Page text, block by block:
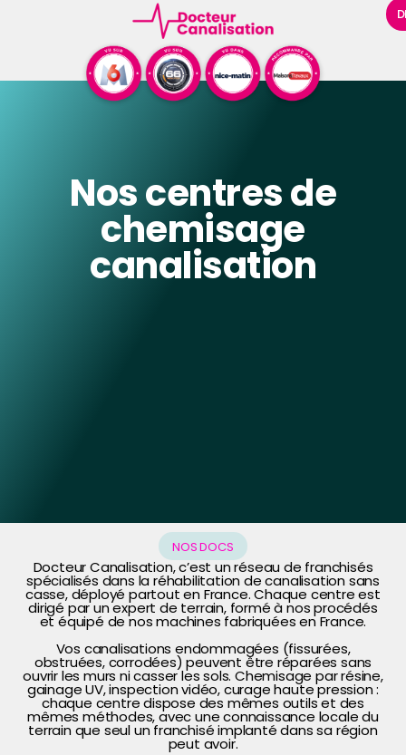
Nos centres de
chemisage
canalisation
NOS DOCS
Docteur Canalisation, c’est un réseau de franchisés
spécialisés dans la réhabilitation de canalisation sans
casse, déployé partout en France. Chaque centre est
dirigé par un expert de terrain, formé à nos procédés
et équipé de nos machines fabriquées en France.
Vos canalisations endommagées (fissurées,
obstruées, corrodées) peuvent être réparées sans
ouvrir les murs ni casser les sols. Chemisage par résine,
gainage UV, inspection vidéo, curage haute pression :
chaque centre dispose des mêmes outils et des
mêmes méthodes, avec une connaissance locale du
terrain que seul un franchisé implanté dans sa région
peut avoir.